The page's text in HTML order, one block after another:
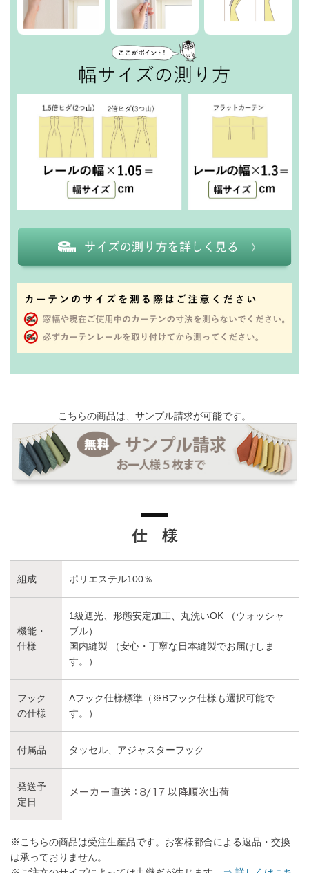
こちらの商品は、サンプル請求が可能です。
仕 様
組成 ポリエステル100％
機能・
仕様
1級遮光、形態安定加工、丸洗いOK （ウォッシャ
ブル）
国内縫製 （安心・丁寧な日本縫製でお届けしま
す。）
フック
の仕様
Aフック仕様標準（※Bフック仕様も選択可能で
す。）
付属品 タッセル、アジャスターフック
発送予
定日
※こちらの商品は受注生産品です。お客様都合による返品・交換
は承っておりません。